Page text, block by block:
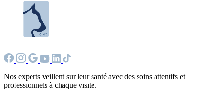
Nos experts veillent sur leur santé avec des soins attentifs et
professionnels à chaque visite.